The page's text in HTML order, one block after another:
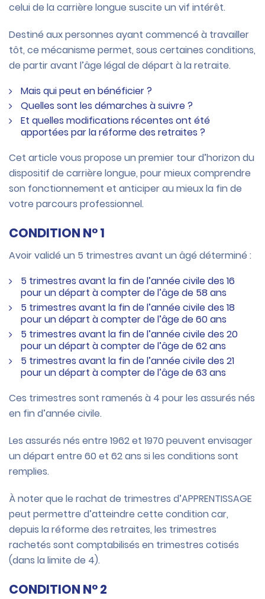
celui de la carrière longue suscite un vif intérêt.
Destiné aux personnes ayant commencé à travailler
tôt, ce mécanisme permet, sous certaines conditions,
de partir avant l’âge légal de départ à la retraite.
Mais qui peut en bénéficier ?
Quelles sont les démarches à suivre ?
Et quelles modifications récentes ont été
apportées par la réforme des retraites ?
Cet article vous propose un premier tour d’horizon du
dispositif de carrière longue, pour mieux comprendre
son fonctionnement et anticiper au mieux la fin de
votre parcours professionnel.
CONDITION N° 1
Avoir validé un 5 trimestres avant un âgé déterminé :
5 trimestres avant la fin de l’année civile des 16
pour un départ à compter de l’âge de 58 ans
5 trimestres avant la fin de l’année civile des 18
pour un départ à compter de l’âge de 60 ans
5 trimestres avant la fin de l’année civile des 20
pour un départ à compter de l’âge de 62 ans
5 trimestres avant la fin de l’année civile des 21
pour un départ à compter de l’âge de 63 ans
Ces trimestres sont ramenés à 4 pour les assurés nés
en fin d’année civile.
Les assurés nés entre 1962 et 1970 peuvent envisager
un départ entre 60 et 62 ans si les conditions sont
remplies.
À noter que le rachat de trimestres d’APPRENTISSAGE
peut permettre d’atteindre cette condition car,
depuis la réforme des retraites, les trimestres
rachetés sont comptabilisés en trimestres cotisés
(dans la limite de 4).
CONDITION N° 2